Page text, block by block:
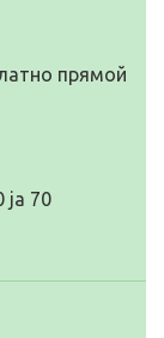
прямой
ja 70